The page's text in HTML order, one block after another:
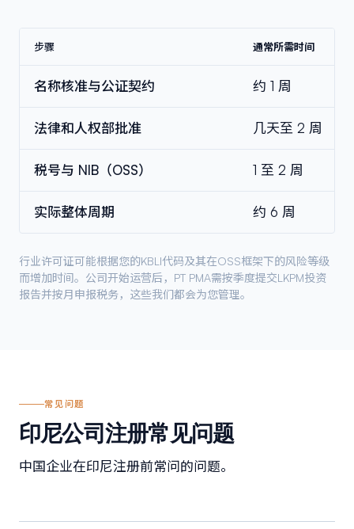
步骤 通常所需时间
名称核准与公证契约 约 1 周
法律和人权部批准 几天至 2 周
税号与 NIB（OSS） 1 至 2 周
实际整体周期 约 6 周
行业许可证可能根据您的KBLI代码及其在OSS框架下的风险等级
而增加时间。公司开始运营后，PT PMA需按季度提交LKPM投资
报告并按月申报税务，这些我们都会为您管理。
常见问题
印尼公司注册常见问题
中国企业在印尼注册前常问的问题。